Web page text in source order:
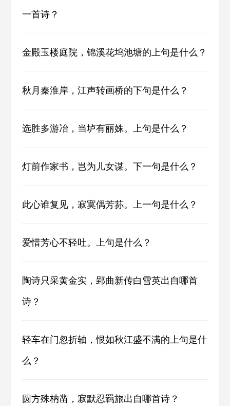
一首诗？
金殿玉楼庭院，锦溪花坞池塘的上句是什么？
秋月秦淮岸，江声转画桥的下句是什么？
选胜多游冶，当垆有丽姝。上句是什么？
灯前作家书，岂为儿女谋。下一句是什么？
此心谁复见，寂寞偶芳荪。上一句是什么？
爱惜芳心不轻吐。上句是什么？
陶诗只采黄金实，郢曲新传白雪英出自哪首
诗？
轻车在门忽折轴，恨如秋江盛不满的上句是什
么？
圆方殊枘凿，寂默忍羁旅出自哪首诗？